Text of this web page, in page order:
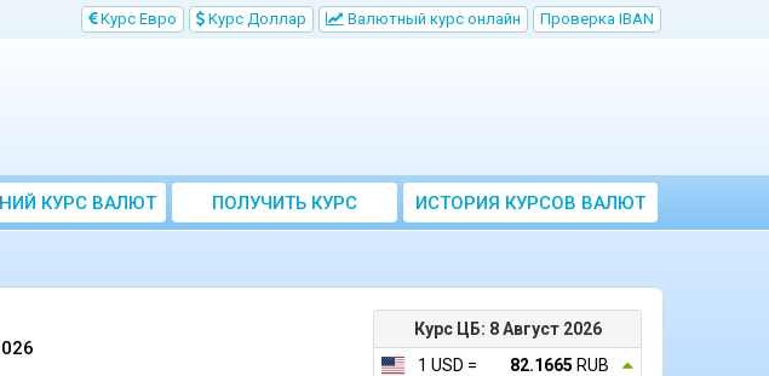
Kурс Евро Kурс Доллар Bалютный курс онлайн Проверка IBAN
КУРС ВАЛЮТ
ЗА МЕСЯЦ
ПОЛУЧИТЬ КУРС
ВАЛЮТ ЦБ
ИСТОРИЯ КУРСОВ ВАЛЮТ
ЦБ РФ
Курс ЦБ: 8 Август 2026
1 USD =
82.1665 RUB